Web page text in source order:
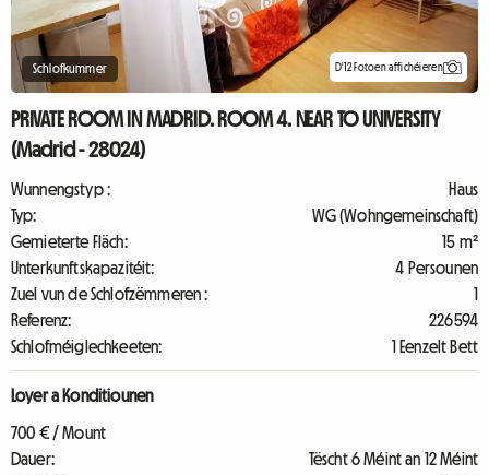
Schlofkummer D'12 Fotoen affichéieren
PRIVATE ROOM IN MADRID. ROOM 4. NEAR TO UNIVERSITY
(Madrid - 28024)
Wunnengstyp :
Haus
Typ:
WG (Wohngemeinschaft)
Gemieterte Fläch:
15 m²
Unterkunftskapazitéit:
4 Persounen
Zuel vun de Schlofzëmmeren :
1
Referenz:
226594
Schlofméiglechkeeten:
1 Eenzelt Bett
Loyer a Konditiounen
700 € / Mount
Dauer:
Tëscht 6 Méint an 12 Méint